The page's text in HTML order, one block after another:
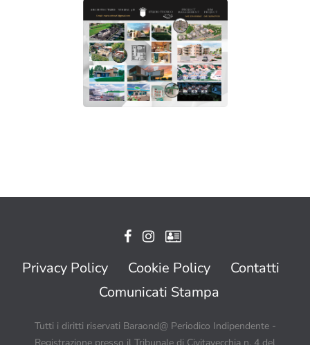
Privacy Policy Cookie Policy
Contatti
Comunicati Stampa
Tutti i diritti riservati Baraond@ Periodico Indipendente -